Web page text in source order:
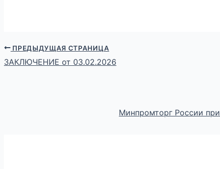
ПРЕДЫДУЩАЯ СТРАНИЦА
ЗАКЛЮЧЕНИЕ от 03.02.2026
Минпромторг России